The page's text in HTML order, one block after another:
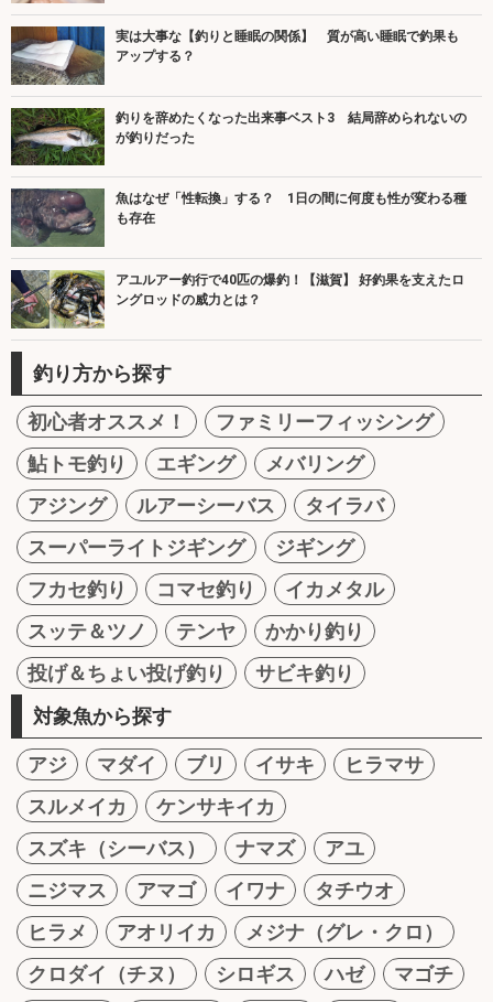
実は大事な【釣りと睡眠の関係】 質が高い睡眠で釣果も
アップする？
釣りを辞めたくなった出来事ベスト3 結局辞められないの
が釣りだった
魚はなぜ「性転換」する？ 1日の間に何度も性が変わる種
も存在
アユルアー釣行で40匹の爆釣！【滋賀】 好釣果を支えたロ
ングロッドの威力とは？
釣り方から探す
初心者オススメ！
ファミリーフィッシング
鮎トモ釣り
エギング
メバリング
アジング
ルアーシーバス
タイラバ
スーパーライトジギング
ジギング
フカセ釣り
コマセ釣り
イカメタル
スッテ＆ツノ
テンヤ
かかり釣り
投げ＆ちょい投げ釣り
サビキ釣り
対象魚から探す
アジ マダイ ブリ イサキ
ヒラマサ
スルメイカ
ケンサキイカ
スズキ（シーバス）
ナマズ
アユ
ニジマス
アマゴ イワナ
タチウオ
ヒラメ
アオリイカ
メジナ（グレ・クロ）
クロダイ（チヌ）
シロギス ハゼ
マゴチ